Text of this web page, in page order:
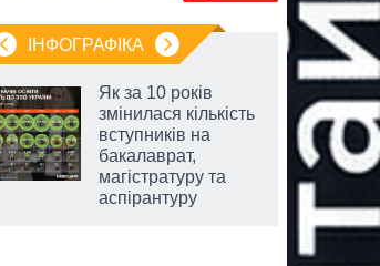
ІНФОГРАФІКА
Як за 10 років
змінилася кількість
вступників на
бакалаврат,
магістратуру та
аспірантуру